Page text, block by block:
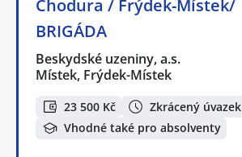
Chodura / Frýdek-Místek/
BRIGÁDA
Beskydské uzeniny, a.s.
Místek, Frýdek-Místek
23 500 Kč
Zkrácený úvazek
Vhodné také pro absolventy